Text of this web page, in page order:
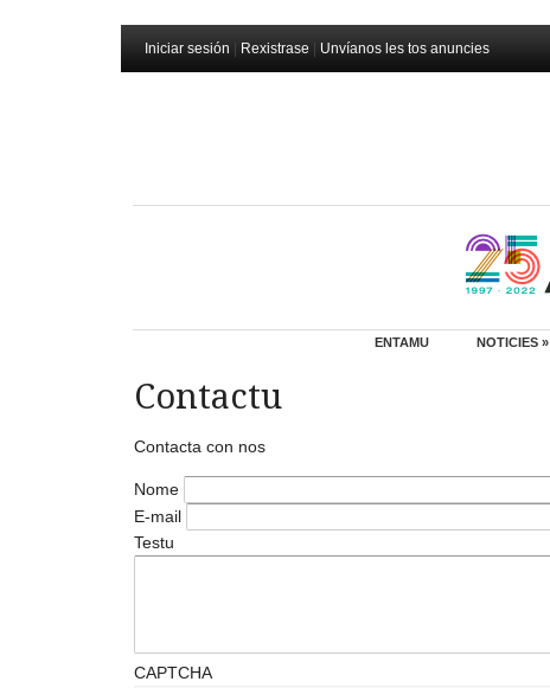
Iniciar sesión Rexistrase Unvíanos les tos anuncies
ENTAMU NOTICIES »
Contactu
Contacta con nos
Nome
E-mail
Testu
CAPTCHA